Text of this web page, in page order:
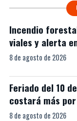
Incendio
viales y alerta
8 de agosto de 2026
Feriado del 10
costará más
8 de agosto de 2026